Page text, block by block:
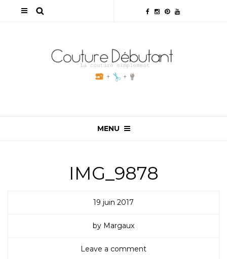
MENU
IMG_9878
19 juin 2017
by Margaux
Leave a comment